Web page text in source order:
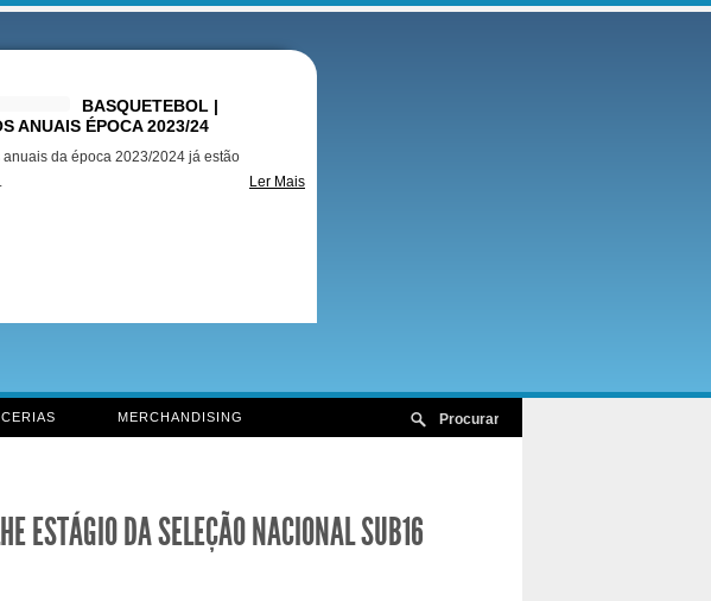
BASQUETEBOL |
ANUAIS ÉPOCA 2023/24
anuais da época 2023/2024 já estão
Ler Mais
MERCHANDISING
ESTÁGIO DA SELEÇÃO NACIONAL SUB16